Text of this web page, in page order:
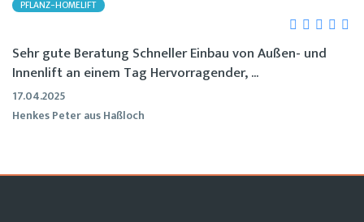
PFLANZ-HOMELIFT
Sehr gute Beratung Schneller Einbau von Außen- und
Innenlift an einem Tag Hervorragender, ...
17.04.2025
Henkes Peter aus Haßloch